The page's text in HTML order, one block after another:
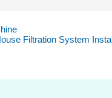
Filtration System